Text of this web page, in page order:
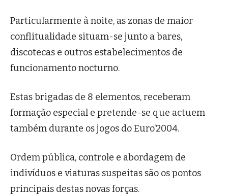
Particularmente à noite, as zonas de maior
conflitualidade situam-se junto a bares,
discotecas e outros estabelecimentos de
funcionamento nocturno.
Estas brigadas de 8 elementos, receberam
formação especial e pretende-se que actuem
também durante os jogos do Euro’2004.
Ordem pública, controle e abordagem de
indivíduos e viaturas suspeitas são os pontos
principais destas novas forças.